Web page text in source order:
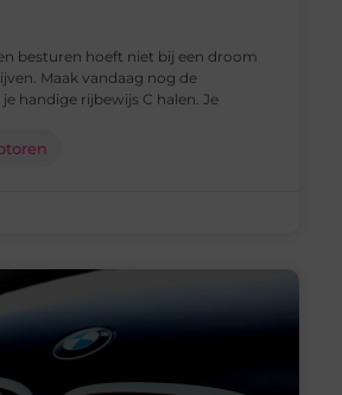
besturen hoeft niet bij een droom
Maak vandaag nog de
handige rijbewijs C halen. Je